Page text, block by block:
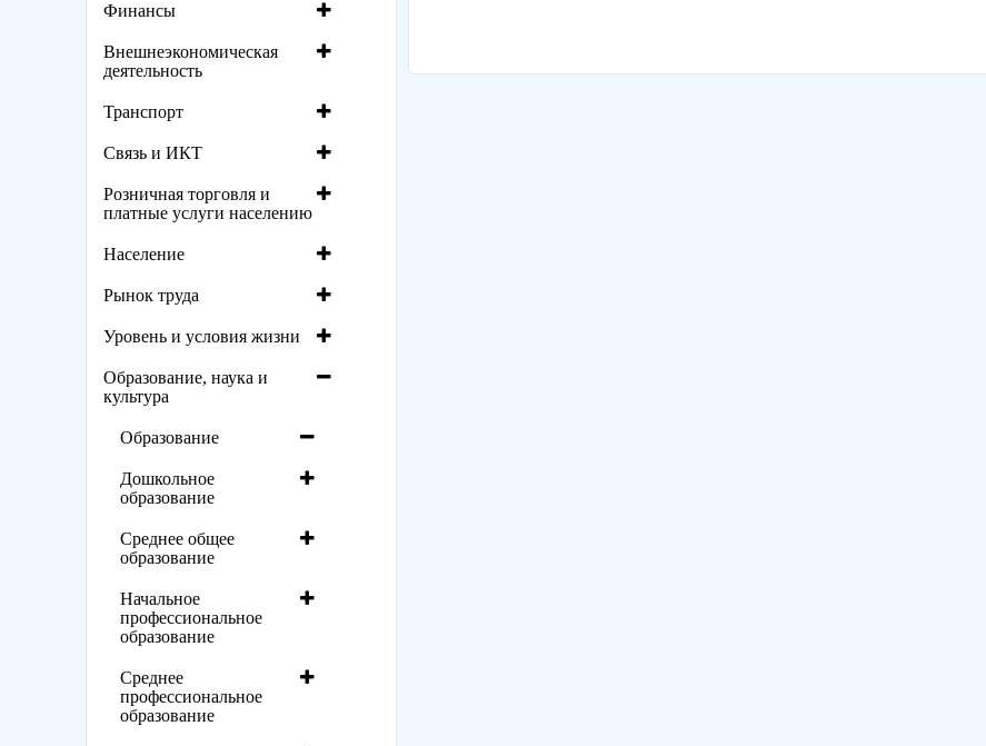
Финансы
Внешнеэкономическая
деятельность
Транспорт
Связь и ИКТ
Розничная торговля и
платные услуги населению
Население
Рынок труда
Уровень и условия жизни
Образование, наука и
культура
Образование
Дошкольное
образование
Среднее общее
образование
Начальное
профессиональное
образование
Среднее
профессиональное
образование